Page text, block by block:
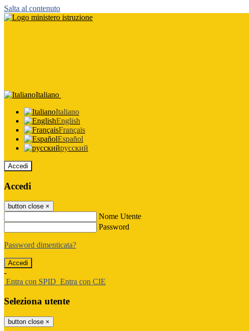
Salta al contenuto
Italiano
Italiano
English
Français
Español
русский
Accedi
Accedi
button close ×
Nome Utente
Password
Password dimenticata?
-
Entra con SPID Entra con CIE
Seleziona utente
button close ×